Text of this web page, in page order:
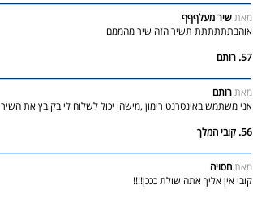
מאתשיר מעלףףף
אוהבתתתתתת תשיר הזה שיר מהממם
57. רותם
מאתרותם
אני משתמש באינטרנט רימון ,מישהו יכול לשלוח לי בקובץ את השיר
56. קובי המלך
מאתחסויה
קובי אין אליך אתה שולת כככן!!!!